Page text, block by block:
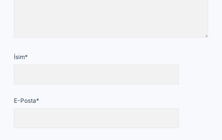
İsim*
E-Posta*